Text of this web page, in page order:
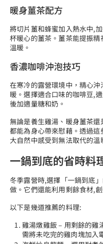
暖身薑茶配方
將切片薑和蜂蜜加入熱水中,
杯暖心的薑茶。薑茶能提振
溫暖。
香濃咖啡沖泡技巧
在寒冷的露營環境中，精心
暖。選擇適合口味的咖啡豆,
後加適量糖和奶。
無論是養生雞湯、暖身薑茶
都能為身心帶來慰藉。透過
大自然中感受到無法取代的溫
一鍋到底的省時料
冬季露營時,選擇「一鍋到底
做。它們還能利用剩餘食材,
以下是幾道推薦的料理:
雞湯燉雞飯 – 用剩餘的雞
需將未吃完的雞肉塊加入